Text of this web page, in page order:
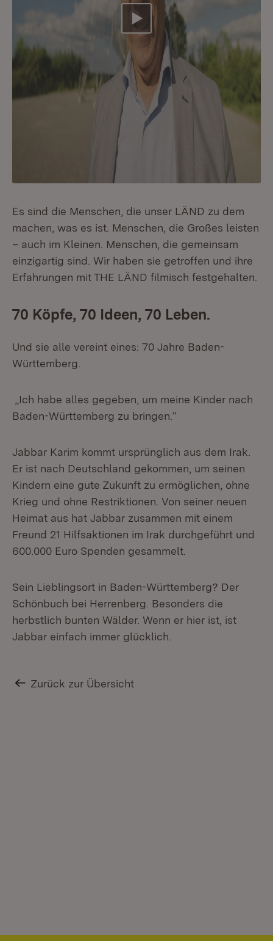
Video abspielen
Es sind die Menschen, die unser LÄND zu dem
machen, was es ist. Menschen, die Großes leisten
– auch im Kleinen. Menschen, die gemeinsam
einzigartig sind. Wir haben sie getroffen und ihre
Erfahrungen mit THE LÄND filmisch festgehalten.
70 Köpfe, 70 Ideen, 70 Leben.
Und sie alle vereint eines: 70 Jahre Baden-
Württemberg.
„Ich habe alles gegeben, um meine Kinder nach
Baden-Württemberg zu bringen.“
Jabbar Karim kommt ursprünglich aus dem Irak.
Er ist nach Deutschland gekommen, um seinen
Kindern eine gute Zukunft zu ermöglichen, ohne
Krieg und ohne Restriktionen. Von seiner neuen
Heimat aus hat Jabbar zusammen mit einem
Freund 21 Hilfsaktionen im Irak durchgeführt und
600.000 Euro Spenden gesammelt.
Sein Lieblingsort in Baden-Württemberg? Der
Schönbuch bei Herrenberg. Besonders die
herbstlich bunten Wälder. Wenn er hier ist, ist
Jabbar einfach immer glücklich.
Zurück zur Übersicht